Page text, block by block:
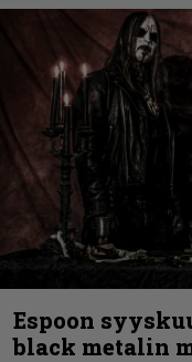
Espoon
black metalin